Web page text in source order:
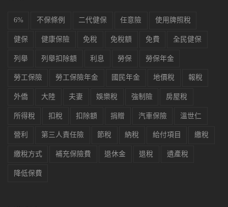
6% 不保條例 二代健保 任意險 使用牌照稅
健保 健康保險 免稅 免稅額 免費 全民健保
列舉 列舉扣除額 利息 勞保 勞保年金
勞工保險 勞工保險年金 國民年金 地價稅 報稅
外僑 大陸 夫妻 娛樂稅 強制險 房屋稅
所得稅 扣稅 扣除額 捐贈 汽車保險 溫世仁
營利 第三人責任險 節稅 納稅 給付項目 繳稅
繳稅方式 補充保險費 退休金 退稅 遺產稅
降低保費